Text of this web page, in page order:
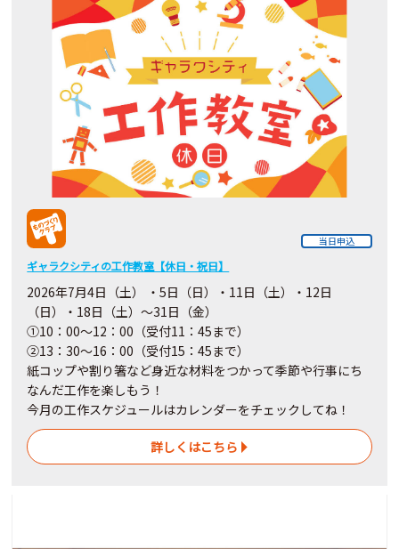
当日申込
ギャラクシティの工作教室【休日・祝日】
2026年7月4日（土） ・5日（日）・11日（土）・12日
（日）・18日（土）～31日（金）
①10：00～12：00（受付11：45まで）
②13：30～16：00（受付15：45まで）
紙コップや割り箸など身近な材料をつかって季節や行事にち
なんだ工作を楽しもう！
今月の工作スケジュールはカレンダーをチェックしてね！
詳しくはこちら